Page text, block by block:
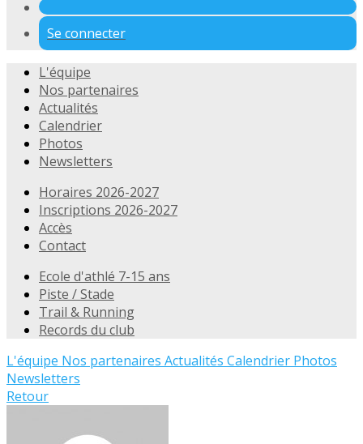
Se connecter
L'équipe
Nos partenaires
Actualités
Calendrier
Photos
Newsletters
Horaires 2026-2027
Inscriptions 2026-2027
Accès
Contact
Ecole d'athlé 7-15 ans
Piste / Stade
Trail & Running
Records du club
L'équipe Nos partenaires Actualités Calendrier Photos
Newsletters
Retour